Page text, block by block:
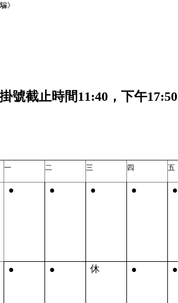
》
號截止時間11:40，下午17:50
一 二 三 四 五
● ● ● ● ●
● ● 休 ● ●